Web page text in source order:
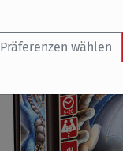
Präferenzen wählen